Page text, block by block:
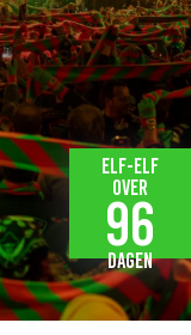
Elf-elf
over
96
dagen